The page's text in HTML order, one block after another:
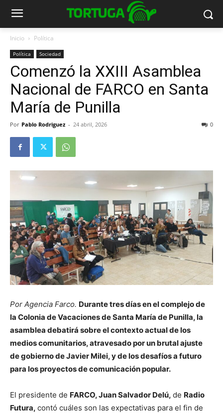
Inicio Política
Política Sociedad
Comenzó la XXIII Asamblea
Nacional de FARCO en Santa
María de Punilla
Por Pablo Rodriguez - 24 abril, 2026 0
Por Agencia Farco. Durante tres días en el complejo de
la Colonia de Vacaciones de Santa María de Punilla, la
asamblea debatirá sobre el contexto actual de los
medios comunitarios, atravesado por un brutal ajuste
de gobierno de Javier Milei, y de los desafíos a futuro
para los proyectos de comunicación popular.
El presidente de FARCO, Juan Salvador Delú, de Radio
Futura, contó cuáles son las expectativas para el fin de